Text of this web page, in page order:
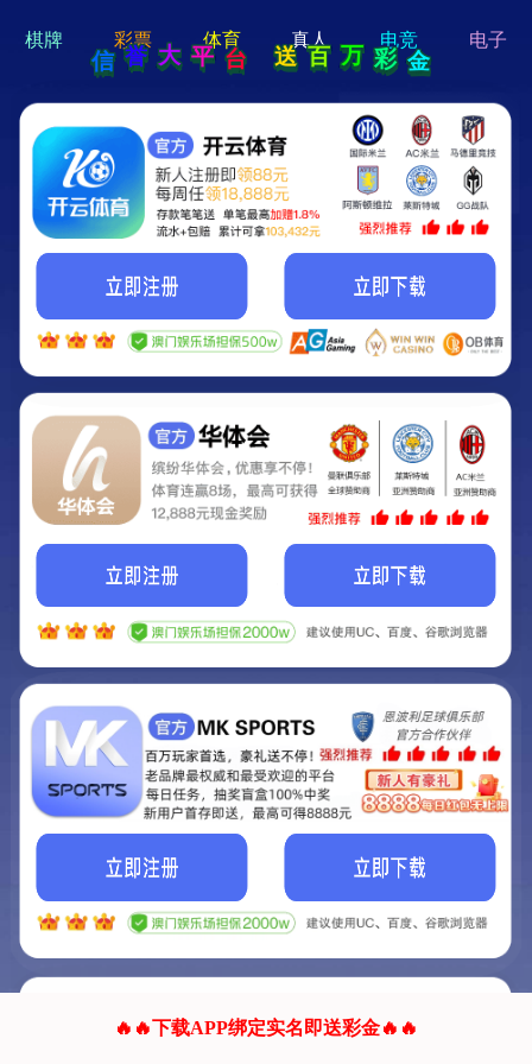
hi 💗
Hey Guys!
我们即将上线啦...
我们的网站正在建设.
它将是非常棒的网站.
联系我们!